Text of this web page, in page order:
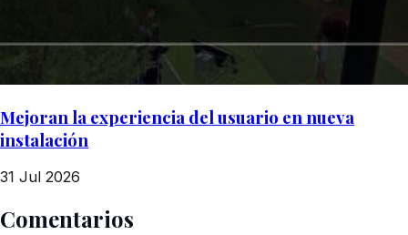
Mejoran la experiencia del usuario en nueva
instalación
31 Jul 2026
Comentarios